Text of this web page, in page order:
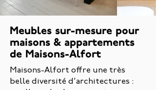
Meubles sur-mesure pour
maisons & appartements
de Maisons-Alfort
Maisons-Alfort offre une très
belle diversité d’architectures :